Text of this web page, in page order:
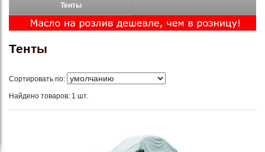
+7
(831)
432-
56-
56
Тенты
Тенты
Сортировать по:
Найдено товаров: 1 шт.